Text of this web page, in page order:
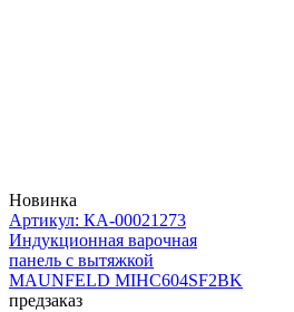
Новинка
Артикул: КА-00021273
Индукционная варочная
панель с вытяжкой
MAUNFELD MIHC604SF2BK
предзаказ